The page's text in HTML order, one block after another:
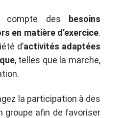
compte des
besoins
en matière d’exercice.
d’activités adaptées
, telles que la marche,
la participation à des
groupe afin de favoriser